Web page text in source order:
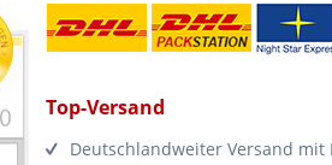
Top-Versand
Deutschlandweiter Versand mit